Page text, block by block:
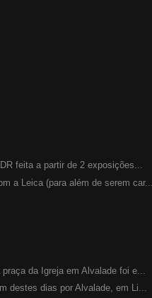
feita a partir de 2 exposições...
a Leica (para além de serem car...
da Igreja em Alvalade foi e...
destes dias por Alvalade, em Li...